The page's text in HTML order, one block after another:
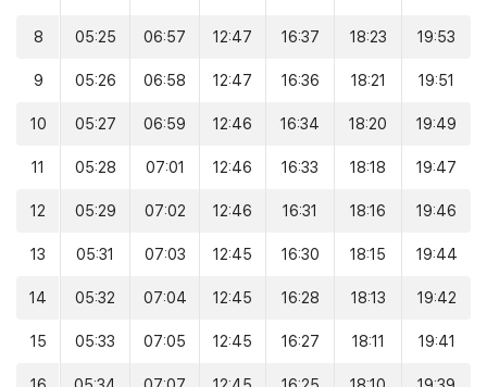
8 05:25 06:57 12:47 16:37 18:23 19:53
9 05:26 06:58 12:47 16:36 18:21 19:51
10 05:27 06:59 12:46 16:34 18:20 19:49
11 05:28 07:01 12:46 16:33 18:18 19:47
12 05:29 07:02 12:46 16:31 18:16 19:46
13 05:31 07:03 12:45 16:30 18:15 19:44
14 05:32 07:04 12:45 16:28 18:13 19:42
15 05:33 07:05 12:45 16:27 18:11 19:41